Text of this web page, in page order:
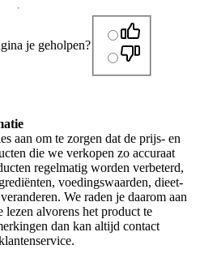
je geholpen?
aan om te zorgen dat de prijs- en
die we verkopen zo accuraat
regelmatig worden verbeterd,
voedingswaarden, dieet-
We raden je daarom aan
alvorens het product te
dan kan altijd contact